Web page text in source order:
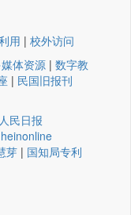
用 | 校外访问
体资源 | 数字教
| 民国旧报刊
人民日报
heinonline
芽 | 国知局专利